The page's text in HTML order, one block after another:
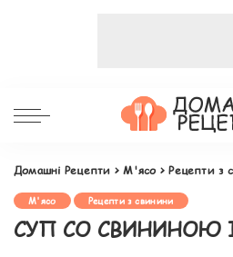
Домашні Рецепти >М'ясо>Рецепти з
М'ясо Рецепти з свинини
СУП СО СВИНИНОЮ І